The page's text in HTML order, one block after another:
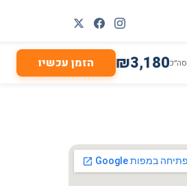
סה״כ ₪3,180 הזמן עכשיו